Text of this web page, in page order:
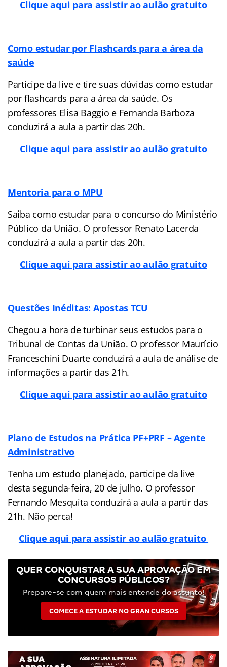
Clique aqui para assistir ao aulão gratuito
Como estudar por Flashcards para a área da
saúde
Participe da live e tire suas dúvidas como estudar
por flashcards para a área da saúde. Os
professores Elisa Baggio e Fernanda Barboza
conduzirá a aula a partir das 20h.
Clique aqui para assistir ao aulão gratuito
Mentoria para o MPU
Saiba como estudar para o concurso do Ministério
Público da União. O professor Renato Lacerda
conduzirá a aula a partir das 20h.
Clique aqui para assistir ao aulão gratuito
Questões Inéditas: Apostas TCU
Chegou a hora de turbinar seus estudos para o
Tribunal de Contas da União. O professor Maurício
Franceschini Duarte conduzirá a aula de análise de
informações a partir das 21h.
Clique aqui para assistir ao aulão gratuito
Plano de Estudos na Prática PF+PRF – Agente
Administrativo
Tenha um estudo planejado, participe da live
desta segunda-feira, 20 de julho. O professor
Fernando Mesquita conduzirá a aula a partir das
21h. Não perca!
Clique aqui para assistir ao aulão gratuito
QUER CONQUISTAR A SUA APROVAÇÃO EM
CONCURSOS PÚBLICOS?
Prepare-se com quem mais entende do assunto!
COMECE A ESTUDAR NO GRAN CURSOS